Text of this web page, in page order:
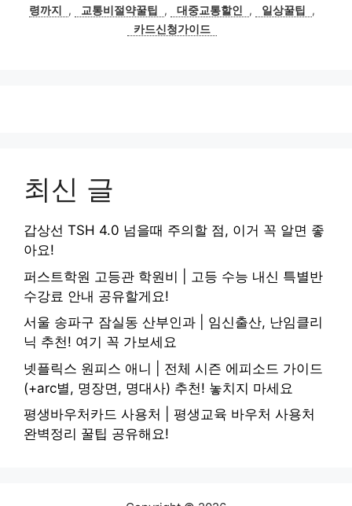
령까지
, 교통비절약꿀팁 , 대중교통할인 , 일상꿀팁
,
카드신청가이드
최신 글
갑상선 TSH 4.0 넘을때 주의할 점, 이거 꼭 알면 좋
아요!
퍼스트학원 고등관 학원비 | 고등 수능 내신 특별반
수강료 안내 공유할게요!
서울 송파구 잠실동 산부인과 | 임신출산, 난임클리
닉 추천! 여기 꼭 가보세요
넷플릭스 원피스 애니 | 전체 시즌 에피소드 가이드
(+arc별, 명장면, 명대사) 추천! 놓치지 마세요
평생바우처카드 사용처 | 평생교육 바우처 사용처
완벽정리 꿀팁 공유해요!